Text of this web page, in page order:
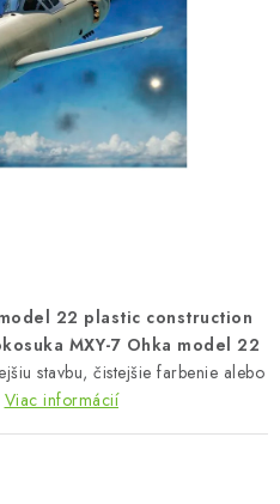
Preprava a platba
22 plastic construction
MXY-7 Ohka model 22
stavbu, čistejšie farbenie alebo
Viac informácií